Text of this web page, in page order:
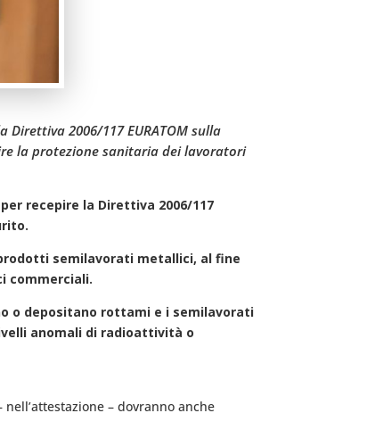
2006/117 EURATOM sulla
la protezione sanitaria dei lavoratori
recepire la Direttiva 2006/117
semilavorati metallici, al fine
commerciali.
o depositano rottami e i semilavorati
anomali di radioattività o
– dovranno anche